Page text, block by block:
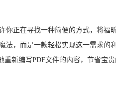
你正在寻找一种简便的方式，将福
，而是一款轻松实现这一需求的
新编写PDF文件的内容，节省宝